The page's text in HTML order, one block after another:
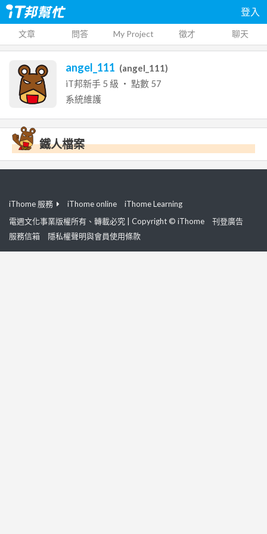
登入
文章 問答 My Project 徵才 聊天
angel_111 (angel_111)
iT邦新手 5 級 ‧ 點數 57
系統維護
鐵人檔案
iThome 服務 iThome online
iThome Learning
電週文化事業版權所有、轉載必究 | Copyright © iThome
刊登廣告
服務信箱
隱私權聲明與會員使用條款